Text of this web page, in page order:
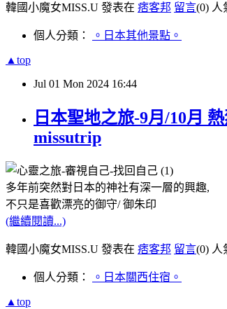
韓國小魔女MISS.U 發表在 痞客邦 留言(0) 人
個人分類： 。日本其他景點。
▲top
Jul 01 Mon 2024 16:44
日本聖地之旅-9月/10月
missutrip
多年前突然對日本的神社有深一層的興趣,
不只是喜歡漂亮的御守/ 御朱印
(繼續閱讀...)
韓國小魔女MISS.U 發表在 痞客邦 留言(0) 人
個人分類： 。日本關西住宿。
▲top